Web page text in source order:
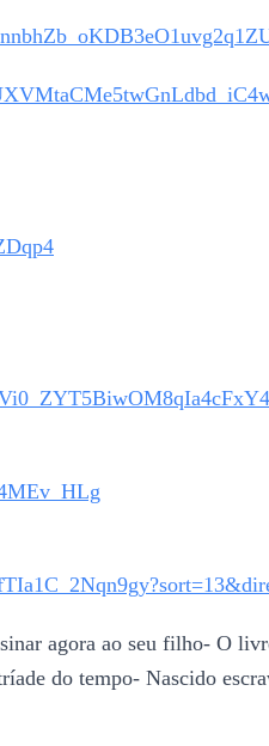
agora ao seu filho- O
do tempo- Nascido